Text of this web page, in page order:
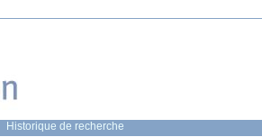
Historique de recherche